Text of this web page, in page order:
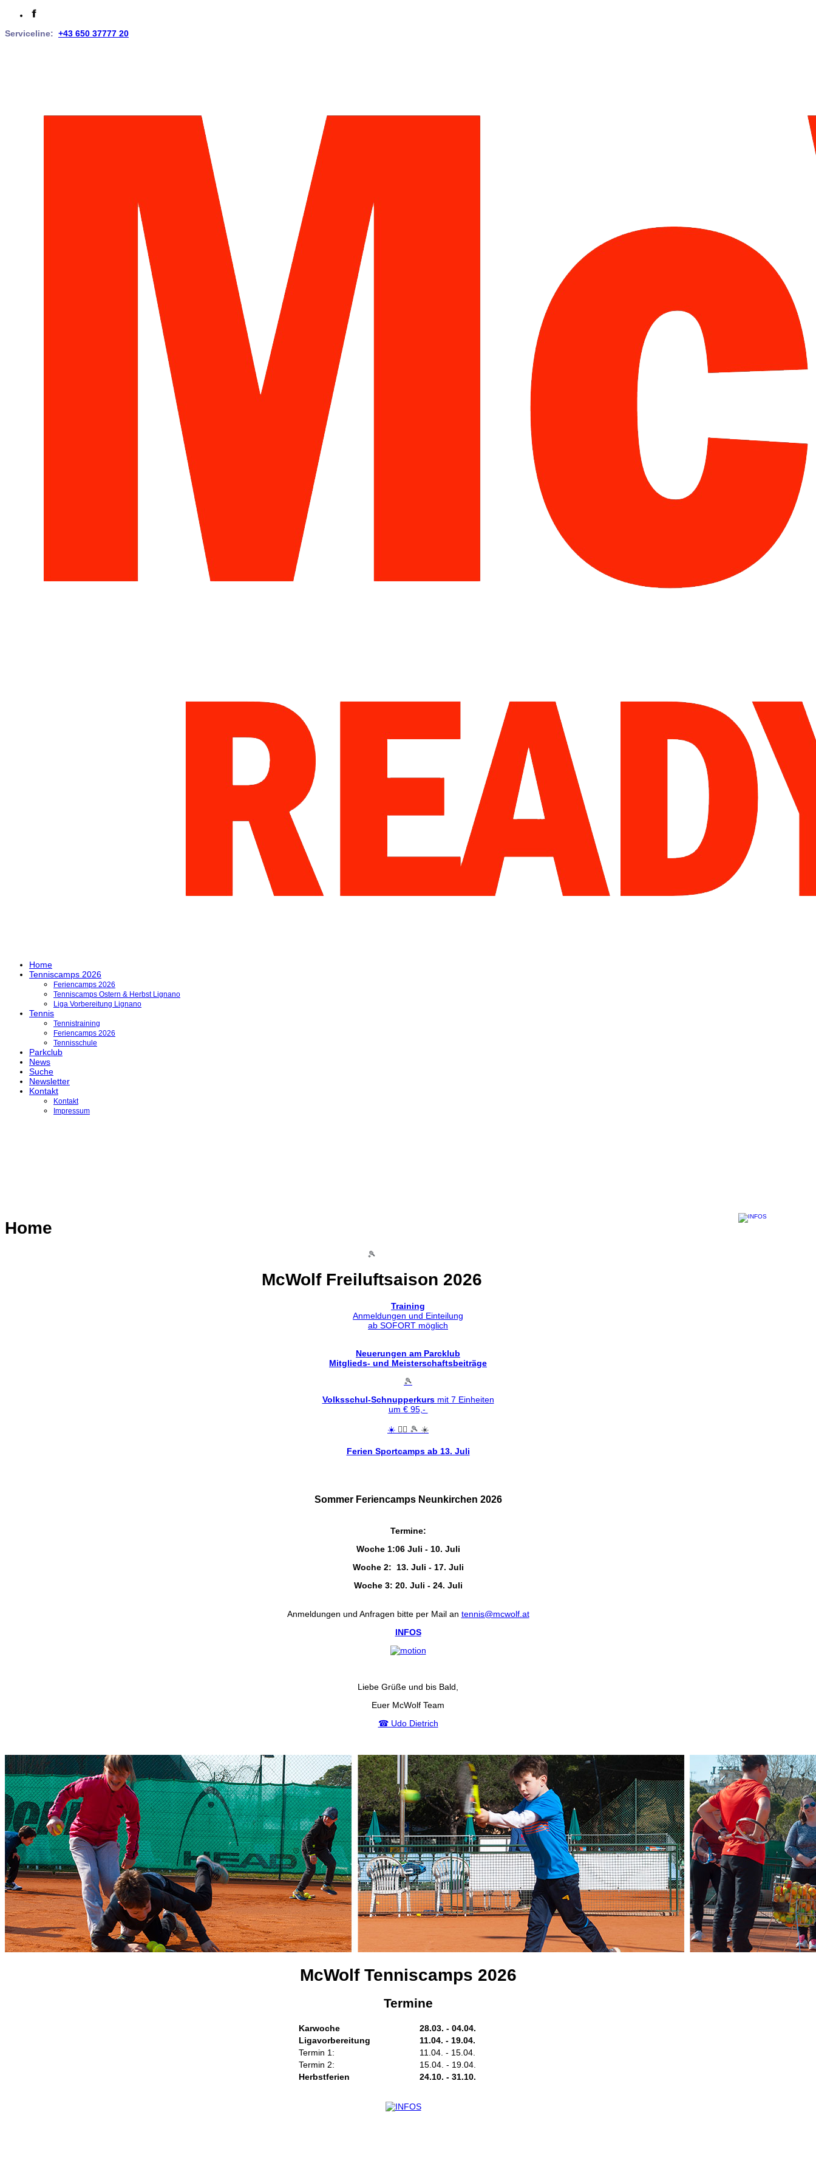
Serviceline: +43 650 37777 20
Home
Tenniscamps 2026
Feriencamps 2026
Tenniscamps Ostern & Herbst Lignano
Liga Vorbereitung Lignano
Tennis
Tennistraining
Feriencamps 2026
Tennisschule
Parkclub
News
Suche
Newsletter
Kontakt
Kontakt
Impressum
Home
🎾
McWolf Freiluftsaison 2026
Training
Anmeldungen und Einteilung
ab SOFORT möglich
Neuerungen am Parcklub
Mitglieds- und Meisterschaftsbeiträge
🎾
Volksschul-Schnupperkurs mit 7 Einheiten
um € 95,-
☀️ 🏊‍♂️ 🎾 ☀️
Ferien Sportcamps ab 13. Juli
Sommer Feriencamps Neunkirchen 2026
Termine:
Woche 1:06 Juli - 10. Juli
Woche 2: 13. Juli - 17. Juli
Woche 3: 20. Juli - 24. Juli
Anmeldungen und Anfragen bitte per Mail an tennis@mcwolf.at
INFOS
Liebe Grüße und bis Bald,
Euer McWolf Team
☎ Udo Dietrich
McWolf Tenniscamps 2026
Termine
Karwoche
28.03. - 04.04.
Ligavorbereitung
11.04. - 19.04.
Termin 1:
11.04. - 15.04.
Termin 2:
15.04. - 19.04.
Herbstferien
24.10. - 31.10.